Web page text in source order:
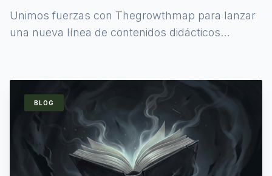
Unimos fuerzas con Thegrowthmap para lanzar
una nueva línea de contenidos didácticos
BLOG